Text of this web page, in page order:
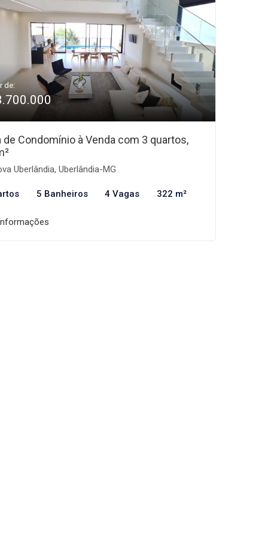
de:
de Condomínio à Venda com 3 quartos,
Uberlândia, Uberlândia-MG
5 Banheiros 4 Vagas 322 m²